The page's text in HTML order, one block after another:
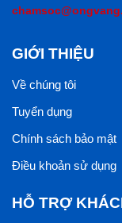
GIỚI THIỆU
Về chúng tôi
Tuyển dụng
Chính sách bảo mật
Điều khoản sử dụng
HỖ TRỢ